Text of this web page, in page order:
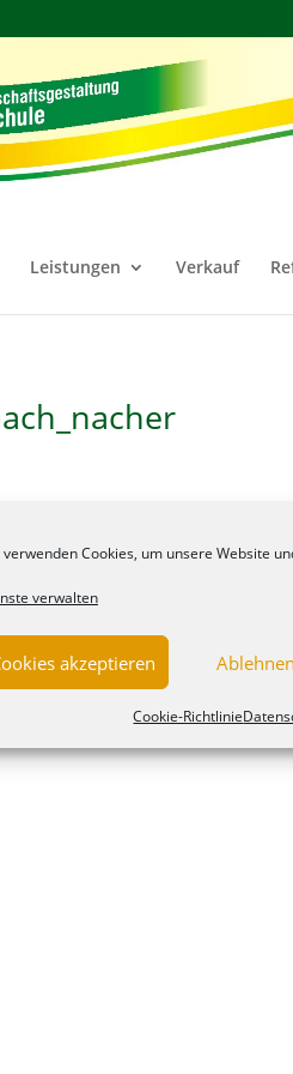
verwenden Cookies, um unsere Website
verwalten
akzeptieren Ablehnen
Cookie-Richtlinie
Leistungen Verkauf